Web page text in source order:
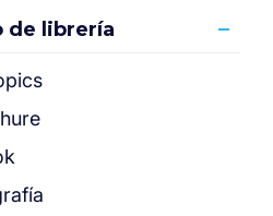
de librería